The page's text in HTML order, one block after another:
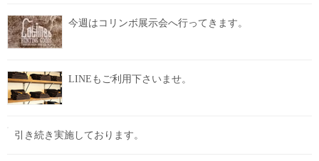
今週はコリンボ展示会へ行ってきます。
LINEもご利用下さいませ。
引き続き実施しております。